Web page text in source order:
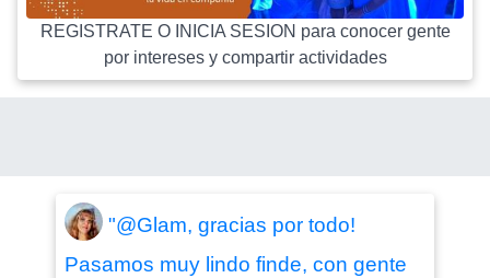
REGISTRATE O INICIA SESION para conocer gente
por intereses y compartir actividades
"@Glam, gracias por todo!
Pasamos muy lindo finde, con gente